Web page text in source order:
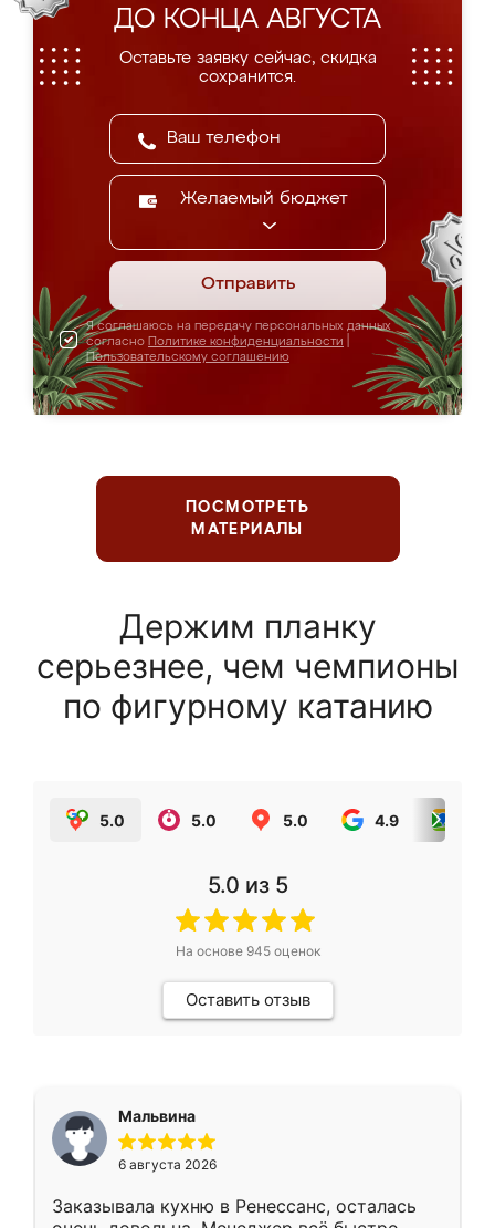
ДО КОНЦА АВГУСТА
Оставьте заявку сейчас, скидка
сохранится.
Желаемый бюджет
Отправить
Я соглашаюсь на передачу персональных данных
согласно Политике конфиденциальности
Пользовательскому соглашению
ПОСМОТРЕТЬ
МАТЕРИАЛЫ
Держим планку
серьезнее, чем чемпионы
по фигурному катанию
5.0 5.0 5.0 4.9
5.0 из 5
На основе 945оценок
Оставить отзыв
Мальвина
6 августа 2026
Заказывала кухню в Ренессанс, осталась